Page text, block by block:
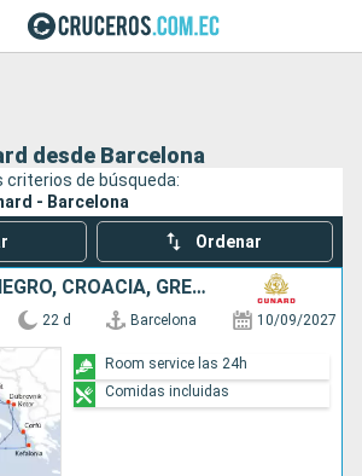
desde Barcelona
criterios de búsqueda:
- Barcelona
Ordenar
MALTA, MONTENEGRO, CROACIA, GRECIA, ITALIA, FRANCIA, ESPAÑA
22 d Barcelona 10/09/2027
Room service las 24h
Comidas incluidas